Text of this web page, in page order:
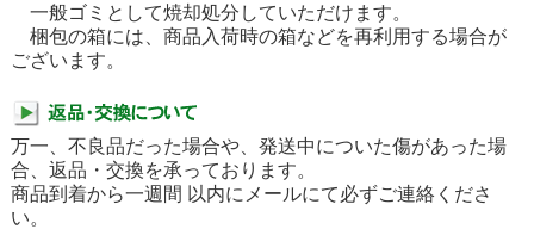
一般ゴミとして焼却処分していただけます。
梱包の箱には、商品入荷時の箱などを再利用する場合が
ございます。
万一、不良品だった場合や、発送中についた傷があった場
合、返品・交換を承っております。
商品到着から一週間 以内にメールにて必ずご連絡くださ
い。